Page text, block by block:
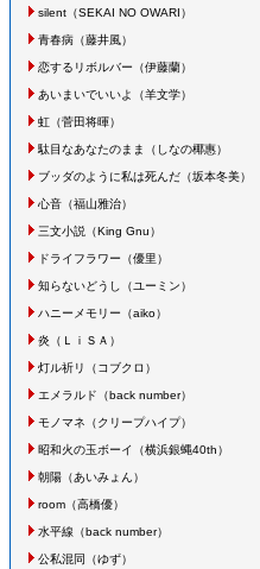
silent（SEKAI NO OWARI）
青春病（藤井風）
恋するリボルバー （伊藤蘭）
あいまいでいいよ （羊文学）
虹（菅田将暉）
駄目なあなたのまま （しなの椰惠）
ブッダのように私は死んだ（坂本冬美）
心音（福山雅治）
三文小説 （King Gnu）
ドライフラワー （優里）
知らないどうし （ユーミン）
ハニーメモリー （aiko）
炎 （ＬｉＳＡ ）
灯ル祈リ （コブクロ ）
エメラルド （back number）
モノマネ （クリープハイプ）
昭和火の玉ボーイ （横浜銀蝿40th）
朝陽（あいみょん）
room（高橋優）
水平線 （back number）
公私混同 （ゆず）